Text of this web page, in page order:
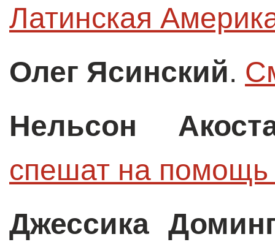
Латинская
Олег Ясинский.
Нельсон
спешат на
Джессика